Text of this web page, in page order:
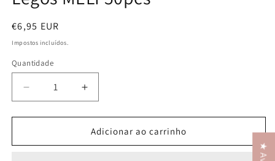
Preço
normal
€6,95 EUR
Impostos incluídos.
Quantidade
Diminuir
a
quantidade
Legos
Aumentar
a
quantidade
de
Legos
Adicionar ao carrinho